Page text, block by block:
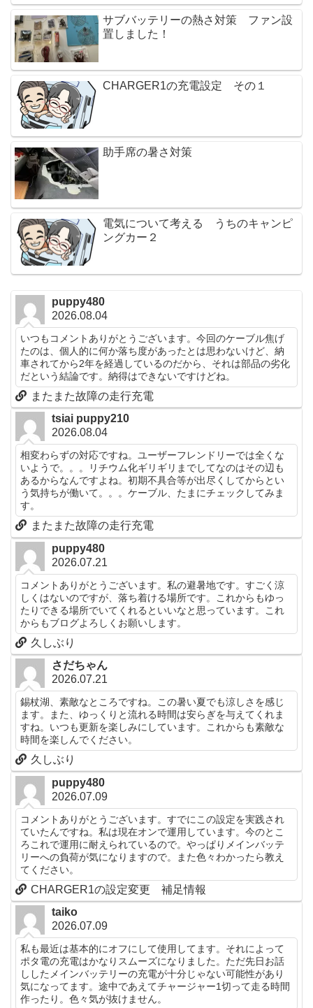
サブバッテリーの熱さ対策 ファン設
置しました！
CHARGER1の充電設定 その１
助手席の暑さ対策
電気について考える うちのキャンピ
ングカー２
puppy480
2026.08.04
いつもコメントありがとうございます。今回のケーブル焦げ
たのは、個人的に何か落ち度があったとは思わないけど、納
車されてから2年を経過しているのだから、それは部品の劣化
だという結論です。納得はできないですけどね。
またまた故障の走行充電
tsiai puppy210
2026.08.04
相変わらずの対応ですね。ユーザーフレンドリーでは全くな
いようで。。。リチウム化ギリギリまでしてなのはその辺も
あるからなんですよね。初期不具合等が出尽くしてからとい
う気持ちが働いて。。。ケーブル、たまにチェックしてみま
す。
またまた故障の走行充電
puppy480
2026.07.21
コメントありがとうございます。私の避暑地です。すごく涼
しくはないのですが、落ち着ける場所です。これからもゆっ
たりできる場所でいてくれるといいなと思っています。これ
からもブログよろしくお願いします。
久しぶり
さだちゃん
2026.07.21
錫杖湖、素敵なところですね。この暑い夏でも涼しさを感じ
ます。また、ゆっくりと流れる時間は安らぎを与えてくれま
すね。いつも更新を楽しみにしています。これからも素敵な
時間を楽しんでください。
久しぶり
puppy480
2026.07.09
コメントありがとうございます。すでにこの設定を実践され
ていたんですね。私は現在オンで運用しています。今のとこ
ろこれで運用に耐えられているので。やっぱりメインバッテ
リーへの負荷が気になりますので。また色々わかったら教え
てください。
CHARGER1の設定変更 補足情報
taiko
2026.07.09
私も最近は基本的にオフにして使用してます。それによって
ポタ電の充電はかなりスムーズになりました。ただ先日お話
ししたメインバッテリーの充電が十分じゃない可能性があり
気になってます。途中であえてチャージャー1切って走る時間
作ったり。色々気が抜けません。